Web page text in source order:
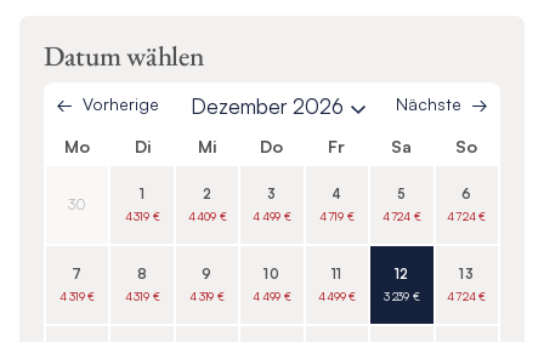
Datum wählen
Vorherige Dezember 2026 Nächste
Mo Di Mi Do Fr Sa So
30
1
4 319 €
2
4 409 €
3
4 499 €
4
4 719 €
5
4 724 €
6
4 724 €
7
4 319 €
8
4 319 €
9
4 319 €
10
4 499 €
11
4 499 €
12
3 239 €
13
4 724 €